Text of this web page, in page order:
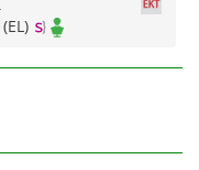
(EL)